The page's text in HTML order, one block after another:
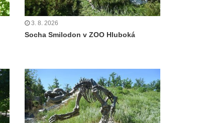
3. 8. 2026
Socha Smilodon v ZOO Hluboká